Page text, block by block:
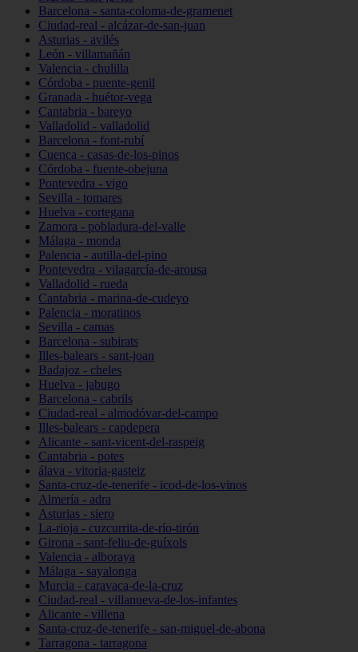
Barcelona - santa-coloma-de-gramenet
Ciudad-real - alcázar-de-san-juan
Asturias - avilés
León - villamañán
Valencia - chulilla
Córdoba - puente-genil
Granada - huétor-vega
Cantabria - bareyo
Valladolid - valladolid
Barcelona - font-rubí
Cuenca - casas-de-los-pinos
Córdoba - fuente-obejuna
Pontevedra - vigo
Sevilla - tomares
Huelva - cortegana
Zamora - pobladura-del-valle
Málaga - monda
Palencia - autilla-del-pino
Pontevedra - vilagarcía-de-arousa
Valladolid - rueda
Cantabria - marina-de-cudeyo
Palencia - moratinos
Sevilla - camas
Barcelona - subirats
Illes-balears - sant-joan
Badajoz - cheles
Huelva - jabugo
Barcelona - cabrils
Ciudad-real - almodóvar-del-campo
Illes-balears - capdepera
Alicante - sant-vicent-del-raspeig
Cantabria - potes
álava - vitoria-gasteiz
Santa-cruz-de-tenerife - icod-de-los-vinos
Almería - adra
Asturias - siero
La-rioja - cuzcurrita-de-río-tirón
Girona - sant-feliu-de-guíxols
Valencia - alboraya
Málaga - sayalonga
Murcia - caravaca-de-la-cruz
Ciudad-real - villanueva-de-los-infantes
Alicante - villena
Santa-cruz-de-tenerife - san-miguel-de-abona
Tarragona - tarragona